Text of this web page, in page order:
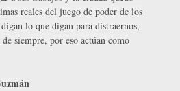
reales del juego de poder de los
lo que digan para distraernos,
siempre, por eso actúan como